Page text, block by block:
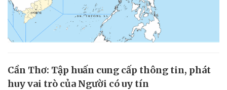
Cần Thơ: Tập huấn cung cấp thông tin, phát
huy vai trò của Người có uy tín